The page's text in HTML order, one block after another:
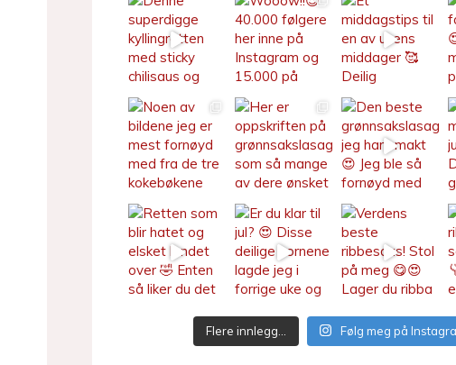
Flere innlegg… Følg meg på